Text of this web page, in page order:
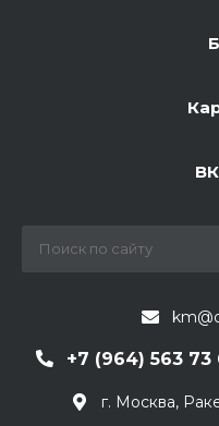
+7 (964) 563 73
г. Москва,